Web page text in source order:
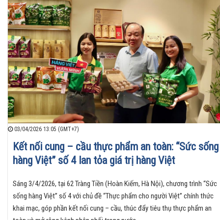
03/04/2026 13:05 (GMT+7)
Kết nối cung – cầu thực phẩm an toàn: “Sức sống
hàng Việt” số 4 lan tỏa giá trị hàng Việt
Sáng 3/4/2026, tại 62 Tràng Tiền (Hoàn Kiếm, Hà Nội), chương trình “Sức
sống hàng Việt” số 4 với chủ đề “Thực phẩm cho người Việt” chính thức
khai mạc, góp phần kết nối cung – cầu, thúc đẩy tiêu thụ thực phẩm an